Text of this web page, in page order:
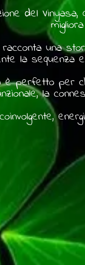
del
racconta una
la
è perfetto per
la